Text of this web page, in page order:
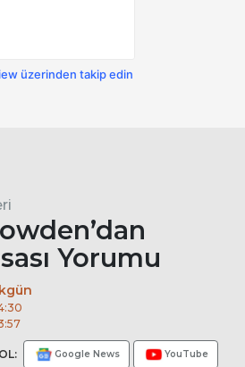
üzerinden takip edin
Yorumu
Google News YouTube